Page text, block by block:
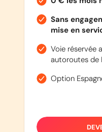
Sans
mise en
Voie réservée
autoroutes de
Option